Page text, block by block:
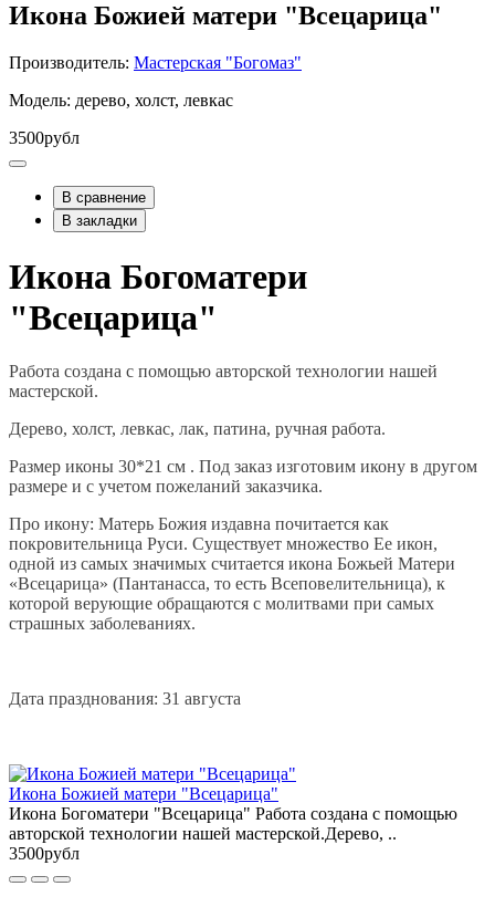
Икона Божией матери "Всецарица"
Производитель: Мастерская "Богомаз"
Модель: дерево, холст, левкас
3500рубл
В сравнение
В закладки
Икона Богоматери
"Всецарица"
Работа создана с помощью авторской технологии нашей
мастерской.
Дерево, холст, левкас, лак, патина, ручная работа.
Размер иконы 30*21 см . Под заказ изготовим икону в другом
размере и с учетом пожеланий заказчика.
Про икону: Матерь Божия издавна почитается как
покровительница Руси. Существует множество Ее икон,
одной из самых значимых считается икона Божьей Матери
«Всецарица» (Пантанасса, то есть Всеповелительница), к
которой верующие обращаются с молитвами при самых
страшных заболеваниях.
Дата празднования: 31 августа
Икона Божией матери "Всецарица"
Икона Богоматери "Всецарица" Работа создана с помощью
авторской технологии нашей мастерской.Дерево, ..
3500рубл